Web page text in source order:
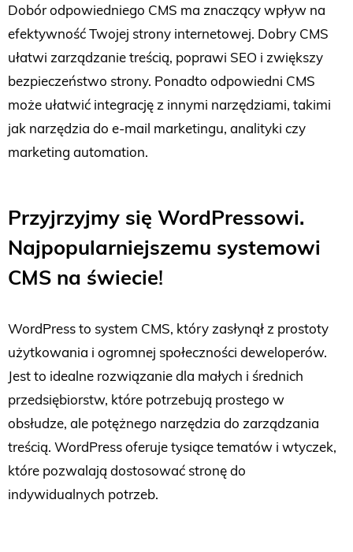
Dobór odpowiedniego CMS ma znaczący wpływ na
efektywność Twojej strony internetowej. Dobry CMS
ułatwi zarządzanie treścią, poprawi SEO i zwiększy
bezpieczeństwo strony. Ponadto odpowiedni CMS
może ułatwić integrację z innymi narzędziami, takimi
jak narzędzia do e-mail marketingu, analityki czy
marketing automation.
Przyjrzyjmy się WordPressowi.
Najpopularniejszemu systemowi
CMS na świecie!
WordPress to system CMS, który zasłynął z prostoty
użytkowania i ogromnej społeczności deweloperów.
Jest to idealne rozwiązanie dla małych i średnich
przedsiębiorstw, które potrzebują prostego w
obsłudze, ale potężnego narzędzia do zarządzania
treścią. WordPress oferuje tysiące tematów i wtyczek,
które pozwalają dostosować stronę do
indywidualnych potrzeb.